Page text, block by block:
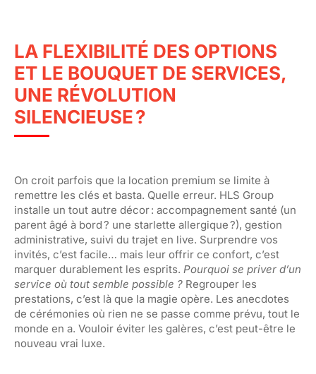
LA FLEXIBILITÉ DES OPTIONS
ET LE BOUQUET DE SERVICES,
UNE RÉVOLUTION
SILENCIEUSE ?
On croit parfois que la location premium se limite à
remettre les clés et basta. Quelle erreur. HLS Group
installe un tout autre décor : accompagnement santé (un
parent âgé à bord ? une starlette allergique ?), gestion
administrative, suivi du trajet en live. Surprendre vos
invités, c’est facile… mais leur offrir ce confort, c’est
marquer durablement les esprits. Pourquoi se priver d’un
service où tout semble possible ? Regrouper les
prestations, c’est là que la magie opère. Les anecdotes
de cérémonies où rien ne se passe comme prévu, tout le
monde en a. Vouloir éviter les galères, c’est peut-être le
nouveau vrai luxe.